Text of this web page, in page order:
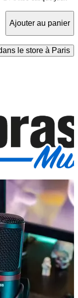
Ajouter au panier
le store à Paris